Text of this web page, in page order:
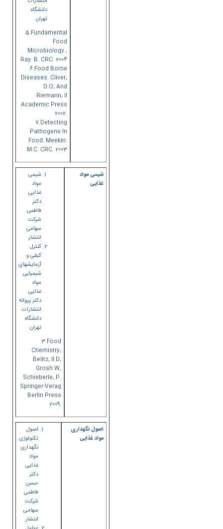
دانشگاه
تهران
5.Fundamental
Food
Microbiology ,
Ray. B. CRC. 2004
6.Food Borne
Diseases. Cliver,
D.O, And
Riemann, II
Academic Press
2002.
7.Detecting
Pathogens In
Food. Meekin.
M.C. CRC. 2003
شیمی مواد
غذایی
شیمی
مواد
غذایی
دکتر
فاطمی
شرکت
سهامی
انتشار
کنترل
کیفی و
آزمایشهای
شیمیایی
مواد
غذایی
دکتر پروانه
انتشارات
دانشگاه
تهران
3.Food
Chemistry,
Belitz, II.D,
Grosh W,
Schieberle, P.
Springer-Verag
Berlin Press
2009.
اصول نگهداری
مواد غذایی
اصول
تکنولوژی
نگهداری
مواد
غذایی
دکتر
حسن
فاطمی
شرکت
سهامی
انتشار